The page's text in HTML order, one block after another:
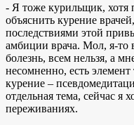
- Я тоже курильщик,
объяснить курение
последствиями этой
амбиции врача. Мол, я-то
болезнь, всем нельзя, а
несомненно, есть
курение –
отдельная тема, сейчас я
переживаниях.